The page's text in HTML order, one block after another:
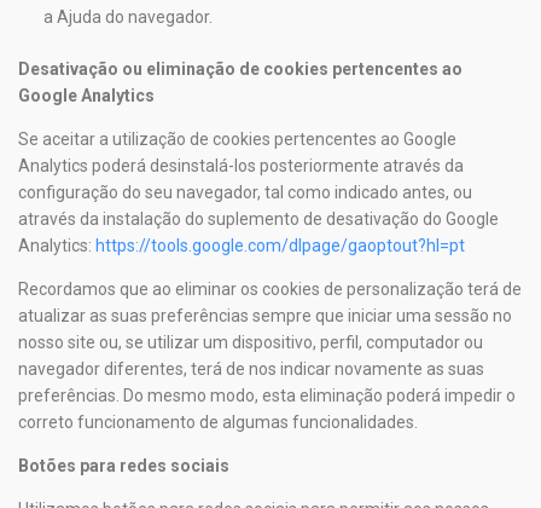
a Ajuda do navegador.
Desativação ou eliminação de cookies pertencentes ao
Google Analytics
Se aceitar a utilização de cookies pertencentes ao Google
Analytics poderá desinstalá-los posteriormente através da
configuração do seu navegador, tal como indicado antes, ou
através da instalação do suplemento de desativação do Google
Analytics: https://tools.google.com/dlpage/gaoptout?hl=pt
Recordamos que ao eliminar os cookies de personalização terá de
atualizar as suas preferências sempre que iniciar uma sessão no
nosso site ou, se utilizar um dispositivo, perfil, computador ou
navegador diferentes, terá de nos indicar novamente as suas
preferências. Do mesmo modo, esta eliminação poderá impedir o
correto funcionamento de algumas funcionalidades.
Botões para redes sociais